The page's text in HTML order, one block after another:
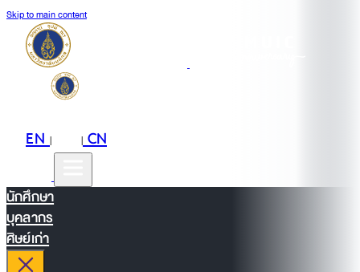
Skip to main content
EN| |CN
นักศึกษา
บุคลากร
ศิษย์เก่า